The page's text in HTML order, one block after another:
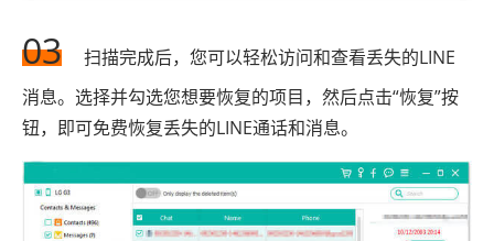
03
扫描完成后，您可以轻松访问和查看丢失的LINE
消息。选择并勾选您想要恢复的项目，然后点击“恢复”按
钮，即可免费恢复丢失的LINE通话和消息。